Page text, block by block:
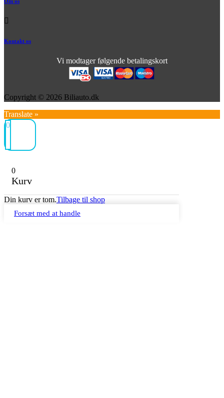
Kontakt os
Vi modtager følgende betalingskort
Copyright © 2026 Biliauto.dk
Translate »
0
0
Kurv
Din kurv er tom.Tilbage til shop
Forsæt med at handle